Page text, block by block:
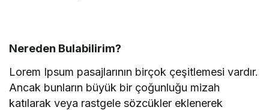
Nereden Bulabilirim?
Lorem Ipsum pasajlarının birçok çeşitlemesi vardır.
Ancak bunların büyük bir çoğunluğu mizah
katılarak veya rastgele sözcükler eklenerek